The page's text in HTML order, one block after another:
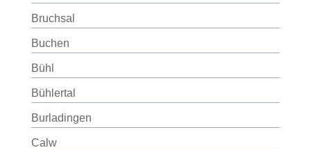
Bruchsal
Buchen
Bühl
Bühlertal
Burladingen
Calw